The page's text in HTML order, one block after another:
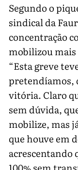
Segundo o
sindical da
concentração
mobilizou mais
“Esta greve
pretendíamos,
vitória. Claro
sem dúvida,
mobilize, mas
que houve em
acrescentando